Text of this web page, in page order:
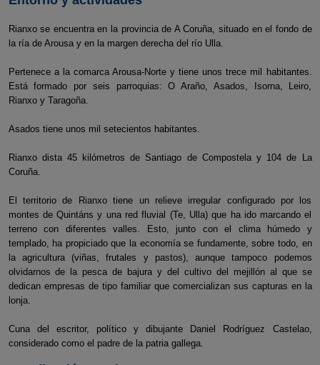
Rianxo se encuentra en la provincia de A Coruña, situado en el fondo de
la ría de Arousa y en la margen derecha del río Ulla.
Pertenece a la comarca Arousa-Norte y tiene unos trece mil habitantes.
Está formado por seis parroquias: O Araño, Asados, Isorna, Leiro,
Rianxo y Taragoña.
Asados tiene unos mil setecientos habitantes.
Rianxo dista 45 kilómetros de Santiago de Compostela y 104 de La
Coruña.
El territorio de Rianxo tiene un relieve irregular configurado por los
montes de Quintáns y una red fluvial (Te, Ulla) que ha ido marcando el
terreno con diferentes valles. Esto, junto con el clima húmedo y
templado, ha propiciado que la economía se fundamente, sobre todo, en
la agricultura (viñas, frutales y pastos), aunque tampoco podemos
olvidarnos de la pesca de bajura y del cultivo del mejillón al que se
dedican empresas de tipo familiar que comercializan sus capturas en la
lonja.
Cuna del escritor, político y dibujante Daniel Rodríguez Castelao,
considerado como el padre de la patria gallega.